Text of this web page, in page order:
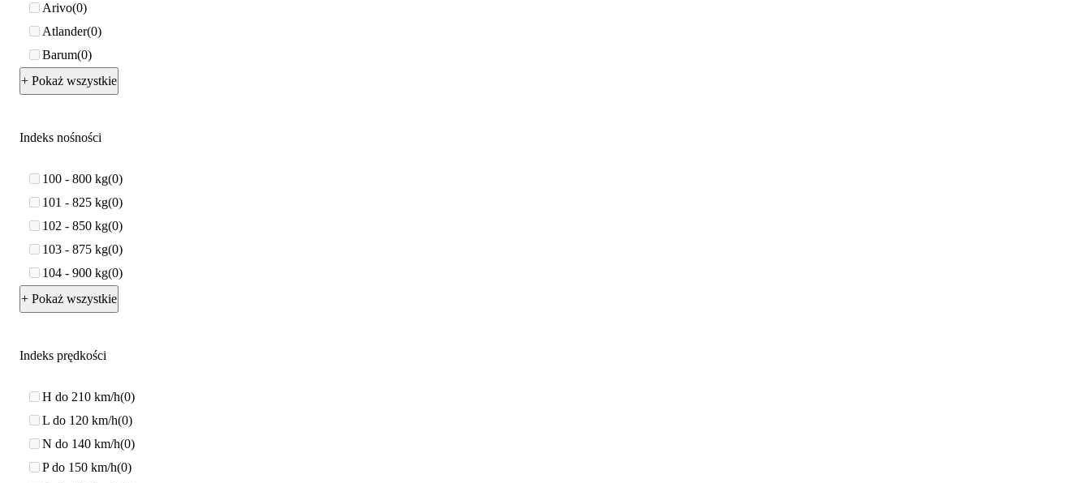
Arivo 0
Atlander 0
Barum 0
+ Pokaż wszystkie
Indeks nośności
100 - 800 kg 0
101 - 825 kg 0
102 - 850 kg 0
103 - 875 kg 0
104 - 900 kg 0
+ Pokaż wszystkie
Indeks prędkości
H do 210 km/h 0
L do 120 km/h 0
N do 140 km/h 0
P do 150 km/h 0